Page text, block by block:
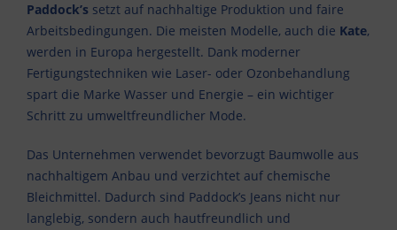
Paddock’s setzt auf nachhaltige Produktion und faire
Arbeitsbedingungen. Die meisten Modelle, auch die Kate,
werden in Europa hergestellt. Dank moderner
Fertigungstechniken wie Laser- oder Ozonbehandlung
spart die Marke Wasser und Energie – ein wichtiger
Schritt zu umweltfreundlicher Mode.
Das Unternehmen verwendet bevorzugt Baumwolle aus
nachhaltigem Anbau und verzichtet auf chemische
Bleichmittel. Dadurch sind Paddock’s Jeans nicht nur
langlebig, sondern auch hautfreundlich und